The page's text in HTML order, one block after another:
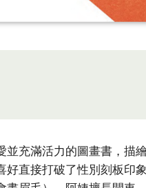
並充滿活力的圖畫書，描
好直接打破了性別刻板印